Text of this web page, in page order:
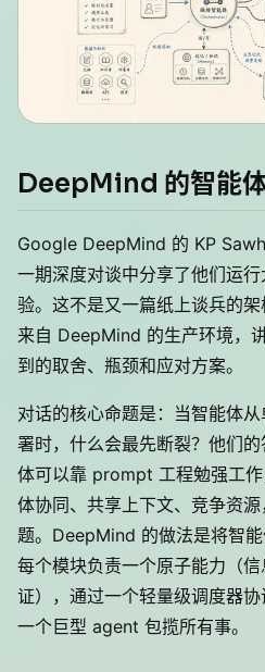
DeepMind 的智能
Google DeepMind 的 KP
一期深度对谈中分享了他们运
验。这不是又一篇纸上谈兵的
来自 DeepMind 的生产环境，
到的取舍、瓶颈和应对方案。
对话的核心命题是：当智能体
署时，什么会最先断裂？他们
体可以靠 prompt 工程勉强工
体协同、共享上下文、竞争资
题。DeepMind 的做法是将智
每个模块负责一个原子能力（
证），通过一个轻量级调度器
一个巨型 agent 包揽所有事。